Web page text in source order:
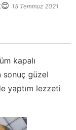
15 Temmuz 2021
kapalı
sonuç güzel
yaptım lezzeti